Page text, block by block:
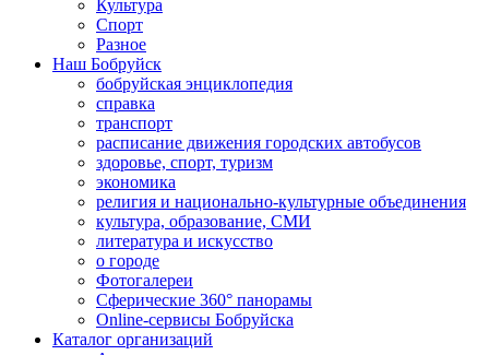
Культура
Спорт
Разное
Наш Бобруйск
бобруйская энциклопедия
справка
транспорт
расписание движения городских автобусов
здоровье, спорт, туризм
экономика
религия и национально-культурные объединения
культура, образование, СМИ
литература и искусство
о городе
Фотогалереи
Сферические 360° панорамы
Online-сервисы Бобруйска
Каталог организаций